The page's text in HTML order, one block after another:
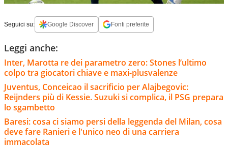
Seguici su: Google Discover Fonti preferite
Leggi anche:
Inter, Marotta re dei parametro zero: Stones l’ultimo
colpo tra giocatori chiave e maxi-plusvalenze
Juventus, Conceicao il sacrificio per Alajbegovic:
Reijnders più di Kessie. Suzuki si complica, il PSG prepara
lo sgambetto
Baresi: cosa ci siamo persi della leggenda del Milan, cosa
deve fare Ranieri e l'unico neo di una carriera
immacolata